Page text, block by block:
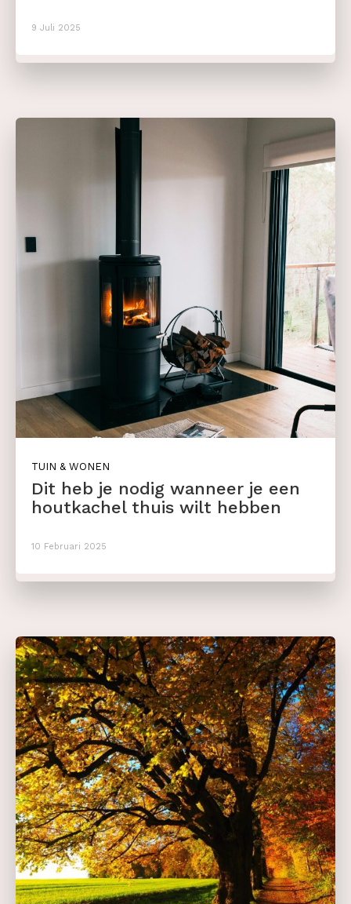
9 Juli 2025
TUIN & WONEN
Dit heb je nodig wanneer je een
houtkachel thuis wilt hebben
10 Februari 2025